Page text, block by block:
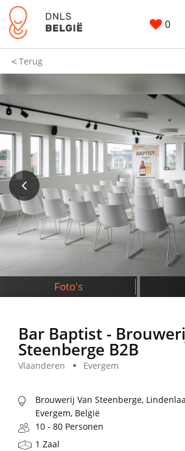
0
Terug
Foto's
Bar Baptist -
Steenberge B2B
Vlaanderen Evergem
Brouwerij Van Steenberge,
Evergem, België
10 - 80 Personen
1 Zaal